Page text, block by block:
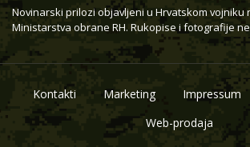
Novinarski prilozi objavljeni u Hrvatskom vojniku
Ministarstva obrane RH. Rukopise i fotografije
Kontakti Marketing Impressum
Web-prodaja